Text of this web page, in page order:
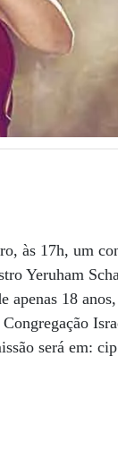
às 17h, um
Yeruham
18
será em: